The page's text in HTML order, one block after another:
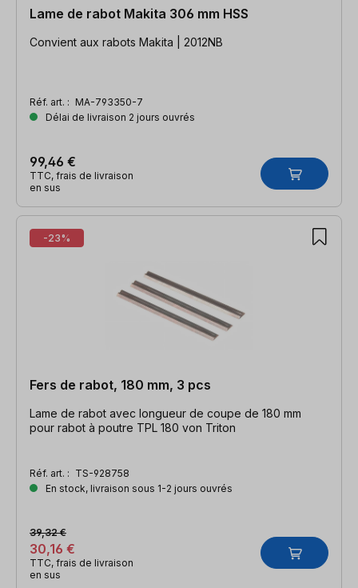
Lame de rabot Makita 306 mm HSS
Convient aux rabots Makita | 2012NB
Réf. art. : MA-793350-7
Délai de livraison 2 jours ouvrés
99,46 €
TTC, frais de livraison
en sus
-23%
Fers de rabot, 180 mm, 3 pcs
Lame de rabot avec longueur de coupe de 180 mm
pour rabot à poutre TPL 180 von Triton
Réf. art. : TS-928758
En stock, livraison sous 1-2 jours ouvrés
30,16 €
39,32 €
TTC, frais de livraison
en sus